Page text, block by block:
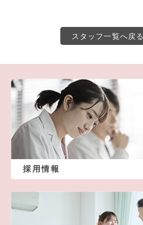
スタッフ一覧へ戻る
採用情報